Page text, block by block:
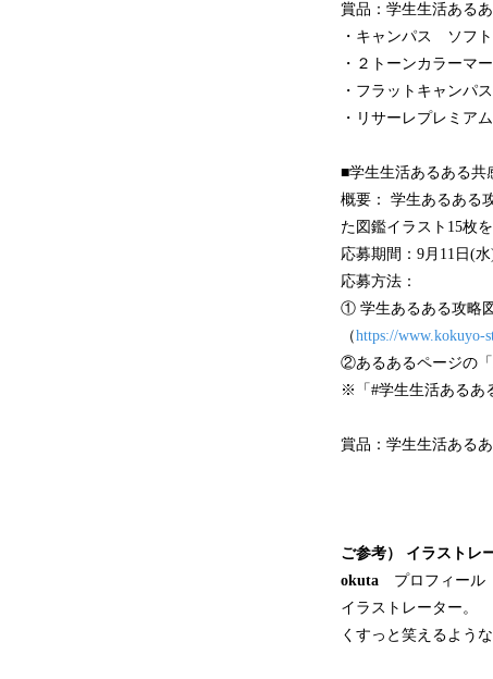
賞品：学生生活ある
・キャンパス ソフ
・２トーンカラー
・フラット
・リサーレ
■学生生活あるある共
概要： 学生あるある
た図鑑イラスト15枚
応募期間：9月11日(
応募方法：
① 学生あるある攻略
（https://www.kokuyo-
②あるあるページの
※「#学生生活あるあ
賞品：学生生活ある
ご参考） イラストレ
okuta プロフィール
イラストレーター。
くすっと笑えるよう